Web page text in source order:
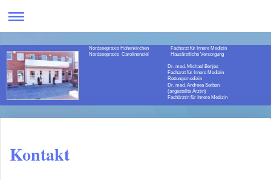
Nordseepraxis Hohenkirchen Facharzt für Innere Medizin
Nordseepraxis Carolinensiel Hausärztliche Versorgung
Dr. med. Michael Benjes
Facharzt für Innere Medizin
Rettungsmedizin
Dr. med. Andreea Serban
(angestellte Ärztin)
Fachärztin für Innere Medizin
Kontakt